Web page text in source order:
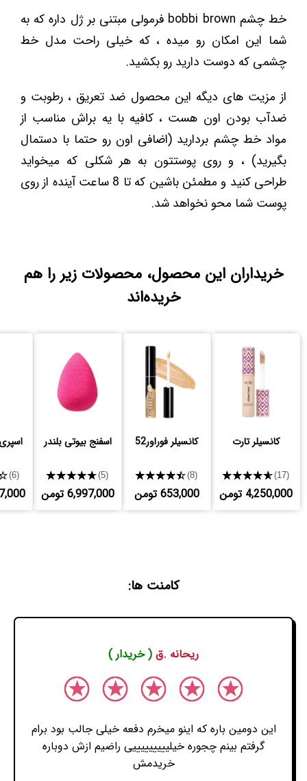
خط چشم bobbi brown فرمولی مبتنی بر ژل داره که به
شما این امکان رو میده ، که خیلی راحت مدل خط
چشمی که دوست دارید رو بکشید.
از مزیت های دیگه این محصول ضد تعریق ، رطوبت و
ضدآب بودن اون هست ، کافیه با یه براش مناسب از
مواد خط چشم بردارید (اضافی اون رو حتما با دستمال
بگیرید) ، و روی پوستتون به هر شکلی که میخواید
طراحی کنید و مطمئن باشین که تا 8 ساعت آینده از روی
پوست شما محو نخواهد شد.
خریداران این محصول، محصولات زیر را هم
خریده‌اند
کانسیلر تارت
★★★★★(17)
4,250,000 تومن
کانسیلر فوراور52
★★★★★(8)
653,000 تومن
اسفنج بیوتی بلندر
★★★★★(5)
6,997,000 تومن
(6)
کامنت ها:
ریحانه .ق ( خریدار )
این دومین باره که اینو میخرم دفعه خیلی جالب بود برام
گرفتم بینم چجوره خیلیییییییییی راضیم ازش دوباره
خریدمش